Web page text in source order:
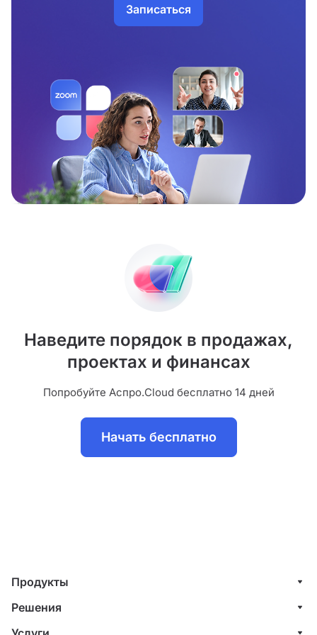
Записаться
Наведите порядок в продажах,
проектах и финансах
Попробуйте Аспро.Cloud бесплатно 14 дней
Начать бесплатно
Продукты
Управление клиентами (CRM)
Проекты
Решения
ИТ-компании